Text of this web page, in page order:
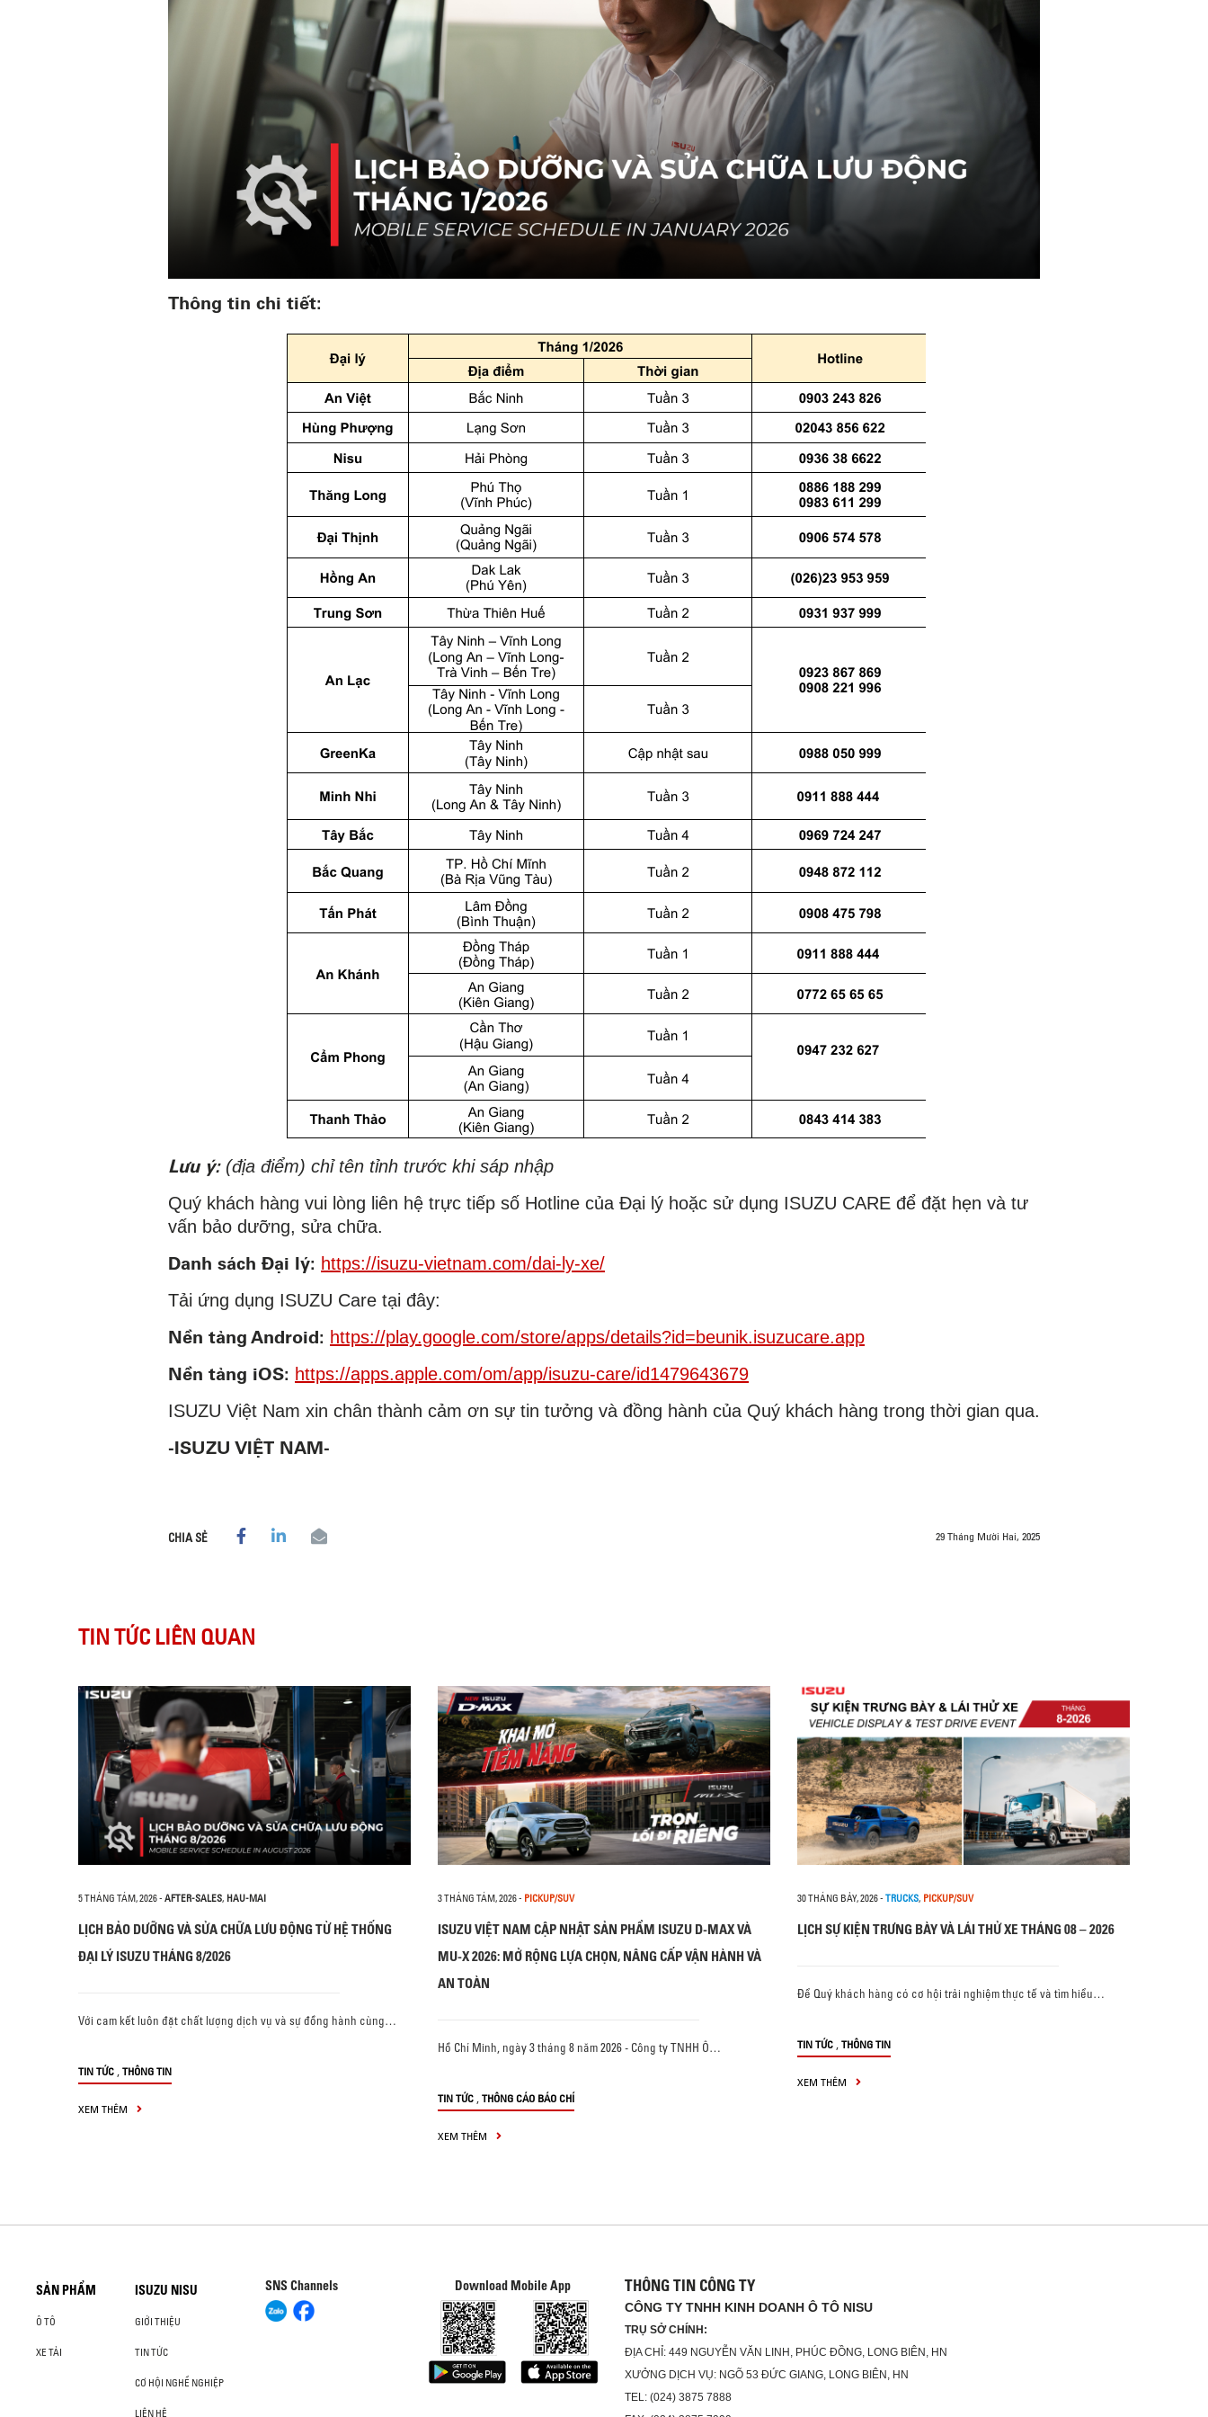
Thông tin chi tiết:
Lưu ý:(địa điểm) chỉ tên tỉnh trước khi sáp nhập
Quý khách hàng vui lòng liên hệ trực tiếp số Hotline của Đại lý hoặc sử dụng ISUZU CARE để đặt hẹn và tư
vấn bảo dưỡng, sửa chữa.
Danh sách Đại lý: https://isuzu-vietnam.com/dai-ly-xe/
Tải ứng dụng ISUZU Care tại đây:
Nền tảng Android: https://play.google.com/store/apps/details?id=beunik.isuzucare.app
Nền tảng iOS: https://apps.apple.com/om/app/isuzu-care/id1479643679
ISUZU Việt Nam xin chân thành cảm ơn sự tin tưởng và đồng hành của Quý khách hàng trong thời gian qua.
-ISUZU VIỆT NAM-
CHIA SẺ 29 Tháng Mười Hai, 2025
TIN TỨC LIÊN QUAN
5 THÁNG TÁM, 2026- AFTER-SALES, HAU-MAI
LỊCH BẢO DƯỠNG VÀ SỬA CHỮA LƯU ĐỘNG TỪ HỆ THỐNG
ĐẠI LÝ ISUZU THÁNG 8/2026
Với cam kết luôn đặt chất lượng dịch vụ và sự đồng hành cùng…
TIN TỨC , THÔNG TIN
XEM THÊM
3 THÁNG TÁM, 2026- PICKUP/SUV
ISUZU VIỆT NAM CẬP NHẬT SẢN PHẨM ISUZU D-MAX VÀ
MU-X 2026: MỞ RỘNG LỰA CHỌN, NÂNG CẤP VẬN HÀNH VÀ
AN TOÀN
Hồ Chí Minh, ngày 3 tháng 8 năm 2026 - Công ty TNHH Ô…
TIN TỨC , THÔNG CÁO BÁO CHÍ
XEM THÊM
30 THÁNG BẢY, 2026- TRUCKS, PICKUP/SUV
LỊCH SỰ KIỆN TRƯNG BÀY VÀ LÁI THỬ XE THÁNG 08 – 2026
Để Quý khách hàng có cơ hội trải nghiệm thực tế và tìm hiểu…
TIN TỨC , THÔNG TIN
XEM THÊM
SẢN PHẨM
Ô TÔ
XE TẢI
ISUZU NISU
GIỚI THIỆU
TIN TỨC
CƠ HỘI NGHỀ NGHIỆP
LIÊN HỆ
SNS Channels Download Mobile App THÔNG TIN CÔNG TY
CÔNG TY TNHH KINH DOANH Ô TÔ NISU
TRỤ SỞ CHÍNH:
ĐỊA CHỈ: 449 NGUYỄN VĂN LINH, PHÚC ĐỒNG, LONG BIÊN, HN
XƯỞNG DỊCH VỤ: NGÕ 53 ĐỨC GIANG, LONG BIÊN, HN
TEL: (024) 3875 7888